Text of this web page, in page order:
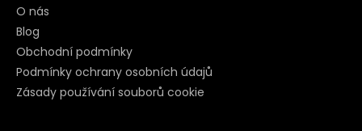
O nás
Blog
Obchodní podmínky
Podmínky ochrany osobních údajů
Zásady používání souborů cookie